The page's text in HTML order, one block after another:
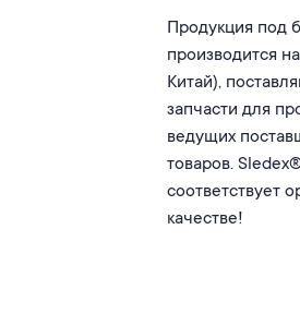
Продукция под
производится
Китай),
запчасти для
ведущих
товаров.
соответствует
качестве!